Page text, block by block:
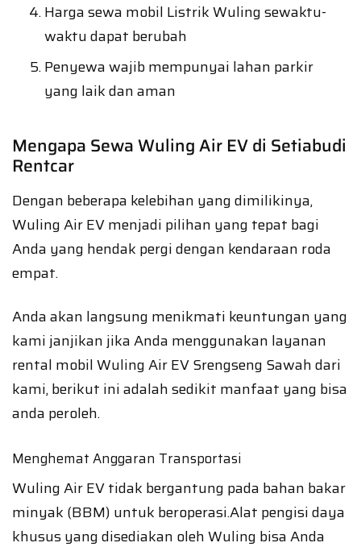
Harga sewa mobil Listrik Wuling sewaktu-
waktu dapat berubah
Penyewa wajib mempunyai lahan parkir
yang laik dan aman
Mengapa Sewa Wuling Air EV di Setiabudi
Rentcar
Dengan beberapa kelebihan yang dimilikinya,
Wuling Air EV menjadi pilihan yang tepat bagi
Anda yang hendak pergi dengan kendaraan roda
empat.
Anda akan langsung menikmati keuntungan yang
kami janjikan jika Anda menggunakan layanan
rental mobil Wuling Air EV Srengseng Sawah dari
kami, berikut ini adalah sedikit manfaat yang bisa
anda peroleh.
Menghemat Anggaran Transportasi
Wuling Air EV tidak bergantung pada bahan bakar
minyak (BBM) untuk beroperasi.Alat pengisi daya
khusus yang disediakan oleh Wuling bisa Anda